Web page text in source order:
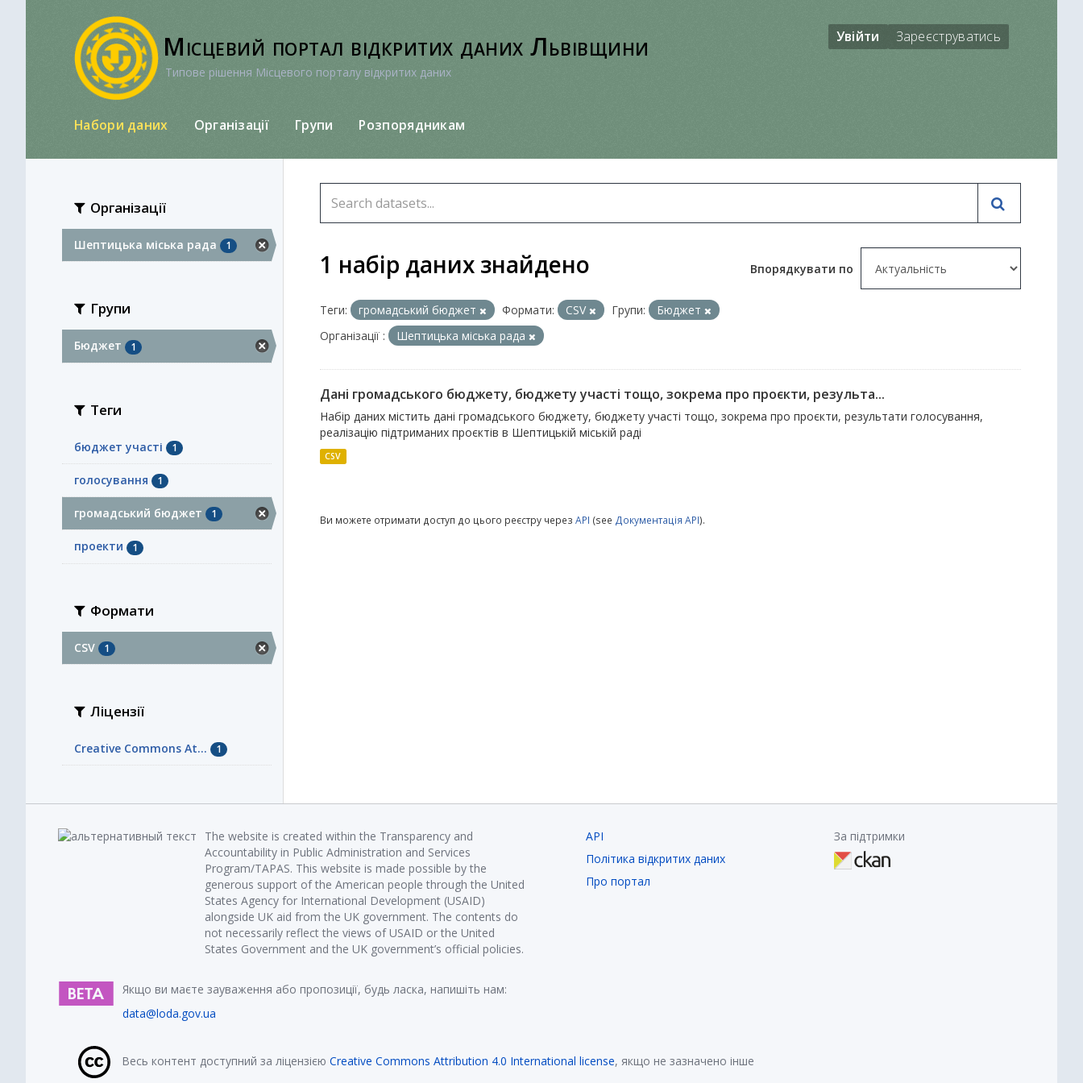
Місцевий портал відкритих даних Львівщини
Типове рішення Місцевого порталу відкритих даних
Увійти Зареєструватись
Набори даних Організації Групи Розпорядникам
Організації
Шептицька міська рада 1
Групи
Бюджет 1
Теги
бюджет участі 1
голосування 1
громадський бюджет 1
проекти 1
Формати
CSV 1
Ліцензії
Creative Commons At... 1
Впорядкувати по
1 набір даних знайдено
Теги: громадський бюджет Формати: CSV Групи:
Бюджет
Організації :
Шептицька міська рада
Дані громадського бюджету, бюджету участі тощо, зокрема про проєкти, результа...
Набір даних містить дані громадського бюджету, бюджету участі тощо, зокрема про проєкти, результати голосування,
реалізацію підтриманих проєктів в Шептицькій міській раді
CSV
Ви можете отримати доступ до цього реєстру через API (see Документація API).
The website is created within the Transparency and
Accountability in Public Administration and Services
Program/TAPAS. This website is made possible by the
generous support of the American people through the United
States Agency for International Development (USAID)
alongside UK aid from the UK government. The contents do
not necessarily reflect the views of USAID or the United
States Government and the UK government’s official policies.
Якщо ви маєте зауваження або пропозиції, будь ласка, напишіть нам:
data@loda.gov.ua
API
Політика відкритих даних
Про портал
За підтримки
Весь контент доступний за ліцензією Creative Commons Attribution 4.0 International license, якщо не зазначено інше